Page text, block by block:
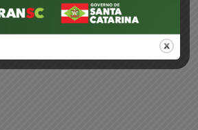
- 480
SC